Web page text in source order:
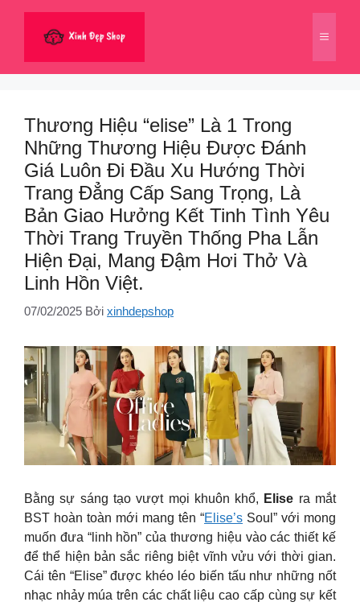
dung
Menu
Thương Hiệu “elise” Là 1 Trong
Những Thương Hiệu Được Đánh
Giá Luôn Đi Đầu Xu Hướng Thời
Trang Đẳng Cấp Sang Trọng, Là
Bản Giao Hưởng Kết Tinh Tình Yêu
Thời Trang Truyền Thống Pha Lẫn
Hiện Đại, Mang Đậm Hơi Thở Và
Linh Hồn Việt.
07/02/2025 Bởi xinhdepshop
Bằng sự sáng tạo vượt mọi khuôn khổ, Elise ra mắt
BST hoàn toàn mới mang tên “Elise’s Soul” với mong
muốn đưa “linh hồn” của thương hiệu vào các thiết kế
để thể hiện bản sắc riêng biệt vĩnh vửu với thời gian.
Cái tên “Elise” được khéo léo biến tấu như những nốt
nhạc nhảy múa trên các chất liệu cao cấp cùng sự kết